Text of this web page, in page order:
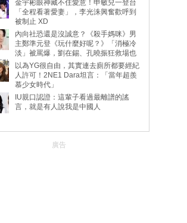
金宇彬眼神藏不住愛意！申敏兒一登台
「全程看著愛妻」，李光洙興奮歡呼到
被制止 XD
內向社恐還是沒誠意？《殺手媽咪》男
主鄭準元登《玩什麼好呢？》「消極冷
淡」被罵爆，劉在錫、孔曉振狂救場也
動
以為YG很自由，其實連去廁所都要經紀
人許可！2NE1 Dara坦言：「當年超羨
慕少女時代」
IU親口認證：這輩子看過最離譜的謠
言，就是有人說我是中國人
廣告